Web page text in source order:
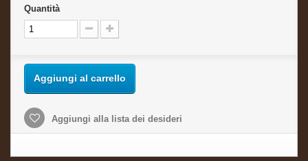
Quantità
Aggiungi al carrello
Aggiungi alla lista dei desideri